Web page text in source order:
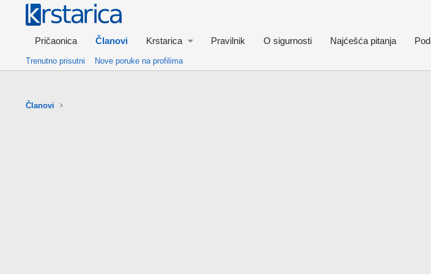
Pričaonica Članovi Krstarica Pravilnik O sigurnosti Najćešća pitanja
Trenutno prisutni Nove poruke na profilima
Članovi